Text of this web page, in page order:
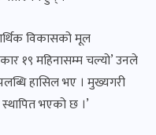
विकासको मूल
१९ महिनासम्म चल्यो’ उनले
हासिल भए । मुख्यगरी
भएको छ ।’